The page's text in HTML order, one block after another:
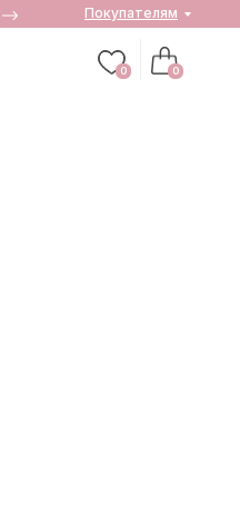
0
0
Покупателям